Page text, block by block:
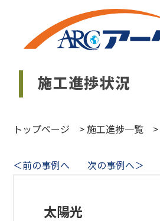
トップページ >施工進捗一覧 >
＜前の事例へ
次の事例へ＞
太陽光